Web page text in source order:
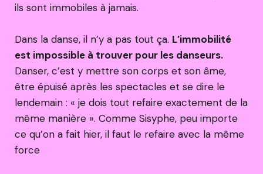
ils sont immobiles à jamais.
Dans la danse, il n’y a pas tout ça. L’immobilité
est impossible à trouver pour les danseurs.
Danser, c’est y mettre son corps et son âme,
être épuisé après les spectacles et se dire le
lendemain : « je dois tout refaire exactement de la
même manière ». Comme Sisyphe, peu importe
ce qu’on a fait hier, il faut le refaire avec la même
force